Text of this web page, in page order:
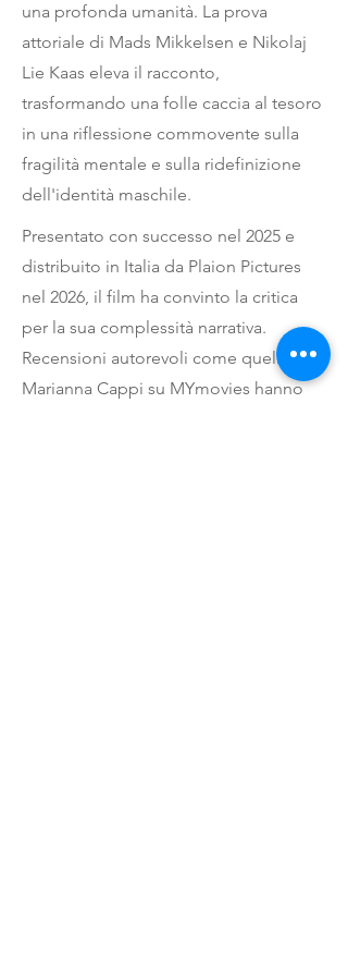
una profonda umanità. La prova
attoriale di Mads Mikkelsen e Nikolaj
Lie Kaas eleva il racconto,
trasformando una folle caccia al tesoro
in una riflessione commovente sulla
fragilità mentale e sulla ridefinizione
dell'identità maschile.
Presentato con successo nel 2025 e
distribuito in Italia da Plaion Pictures
nel 2026, il film ha convinto la critica
per la sua complessità narrativa.
Recensioni autorevoli come quella di
Marianna Cappi su MYmovies hanno